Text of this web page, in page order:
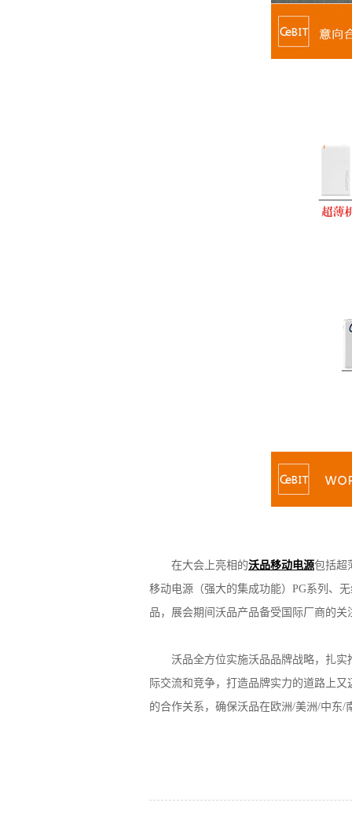
在大会上亮相的沃品移动电源包括超
移动电源（强大的集成功能）PG系列、
品，展会期间沃品产品备受国际厂商的关
沃品全方位实施沃品品牌战略，扎实
际交流和竞争，打造品牌实力的道路上
的合作关系，确保沃品在欧洲/美洲/中东